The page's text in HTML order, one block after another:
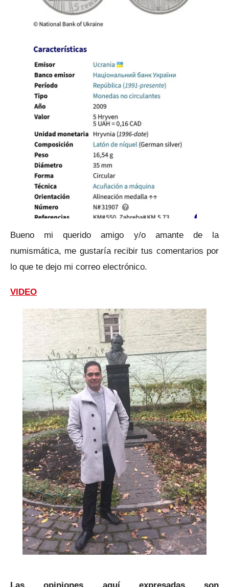
Bueno mi querido amigo y/o amante de la
numismática, me gustaría recibir tus comentarios por
lo que te dejo mi correo electrónico.
VIDEO